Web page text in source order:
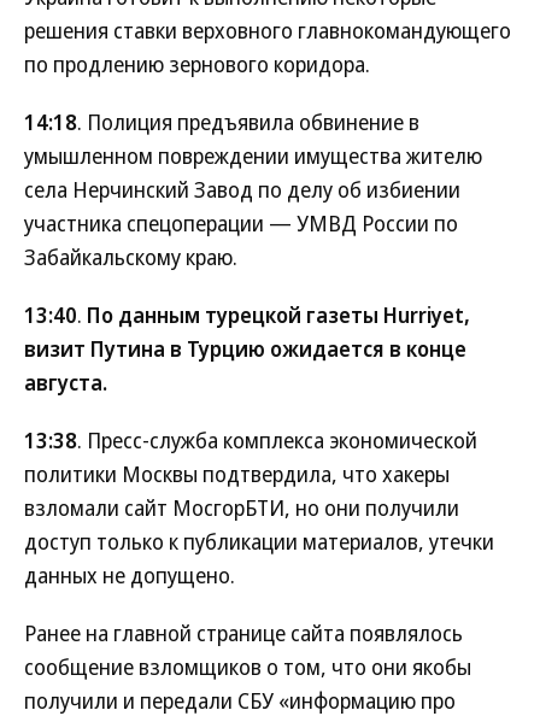
решения ставки верховного главнокомандующего
по продлению зернового коридора.
14:18. Полиция предъявила обвинение в
умышленном повреждении имущества жителю
села Нерчинский Завод по делу об избиении
участника спецоперации — УМВД России по
Забайкальскому краю.
13:40. По данным турецкой газеты Hurriyet,
визит Путина в Турцию ожидается в конце
августа.
13:38. Пресс-служба комплекса экономической
политики Москвы подтвердила, что хакеры
взломали сайт МосгорБТИ, но они получили
доступ только к публикации материалов, утечки
данных не допущено.
Ранее на главной странице сайта появлялось
сообщение взломщиков о том, что они якобы
получили и передали СБУ «информацию про